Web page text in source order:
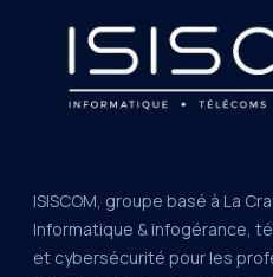
ISISCOM, groupe basé à La
Informatique & infogérance,
et cybersécurité pour les